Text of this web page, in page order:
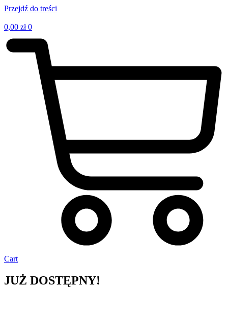
Przejdź do treści
0,00 zł 0
Cart
JUŻ DOSTĘPNY!